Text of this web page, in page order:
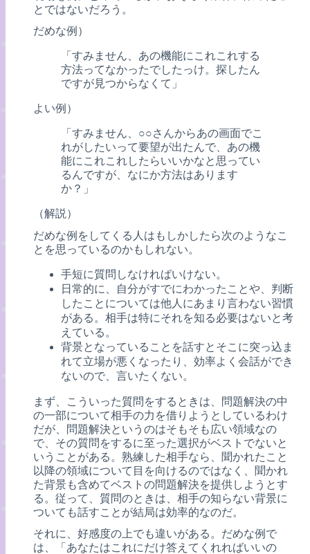
とではないだろう。
だめな例）
「すみません、あの機能にこれこれする
方法ってなかったでしたっけ。探したん
ですが見つからなくて」
よい例）
「すみません、○○さんからあの画面でこ
れがしたいって要望が出たんで、あの機
能にこれこれしたらいいかなと思ってい
るんですが、なにか方法はあります
か？」
（解説）
だめな例をしてくる人はもしかしたら次のようなこ
とを思っているのかもしれない。
手短に質問しなければいけない。
日常的に、自分がすでにわかったことや、判断
したことについては他人にあまり言わない習慣
がある。相手は特にそれを知る必要はないと考
えている。
背景となっていることを話すとそこに突っ込ま
れて立場が悪くなったり、効率よく会話ができ
ないので、言いたくない。
まず、こういった質問をするときは、問題解決の中
の一部について相手の力を借りようとしているわけ
だが、問題解決というのはそもそも広い領域なの
で、その質問をするに至った選択がベストでないと
いうことがある。熟練した相手なら、聞かれたこと
以降の領域について目を向けるのではなく、聞かれ
た背景も含めてベストの問題解決を提供しようとす
る。従って、質問のときは、相手の知らない背景に
ついても話すことが結局は効率的なのだ。
それに、好感度の上でも違いがある。だめな例で
は、「あなたはこれにだけ答えてくれればいいの